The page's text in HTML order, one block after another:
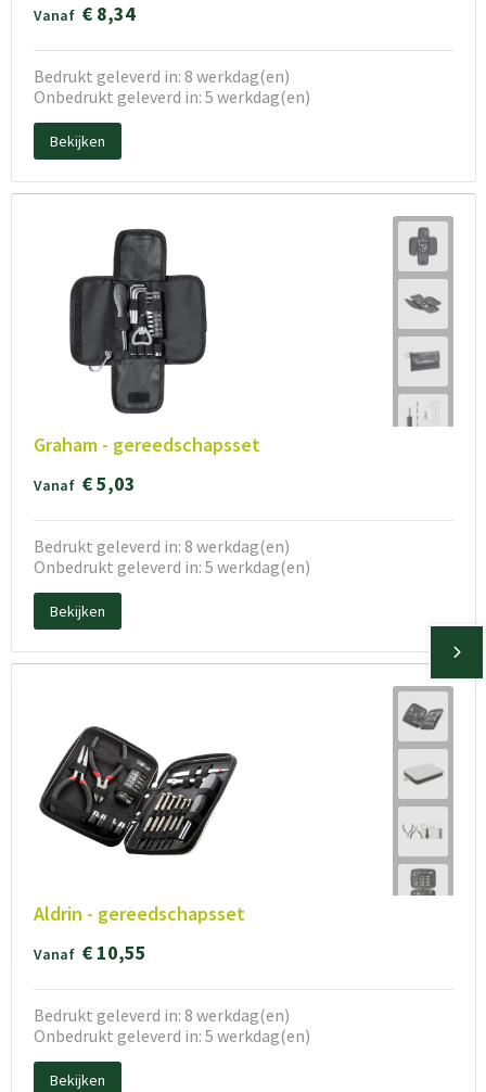
Vanaf € 8,34
Bedrukt geleverd in: 8 werkdag(en)
Onbedrukt geleverd in: 5 werkdag(en)
Bekijken
Graham - gereedschapsset
Vanaf € 5,03
Bedrukt geleverd in: 8 werkdag(en)
Onbedrukt geleverd in: 5 werkdag(en)
Bekijken
Aldrin - gereedschapsset
Vanaf € 10,55
Bedrukt geleverd in: 8 werkdag(en)
Onbedrukt geleverd in: 5 werkdag(en)
Bekijken